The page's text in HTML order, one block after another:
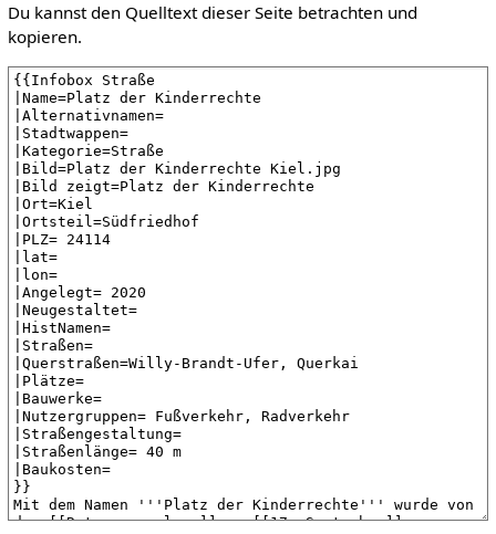
Du kannst den Quelltext dieser Seite betrachten und
kopieren.